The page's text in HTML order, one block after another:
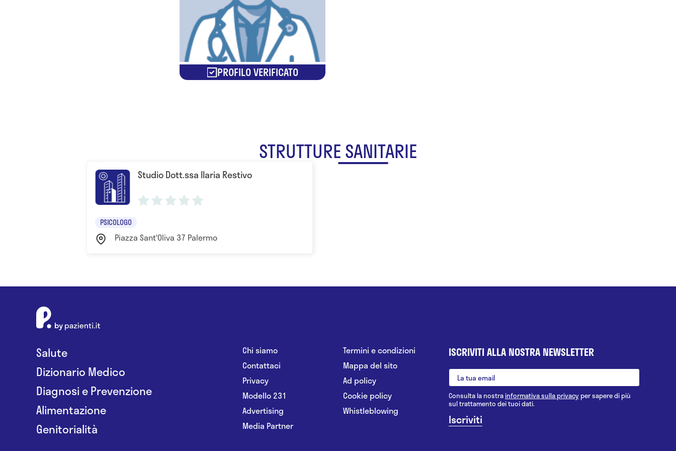
PROFILO VERIFICATO
STRUTTURE SANITARIE
Studio Dott.ssa Ilaria Restivo
PSICOLOGO
Piazza Sant'Oliva 37 Palermo
Salute
Dizionario Medico
Diagnosi e Prevenzione
Alimentazione
Genitorialità
Chi siamo
Contattaci
Privacy
Modello 231
Advertising
Media Partner
Termini e condizioni
Mappa del sito
Ad policy
Cookie policy
Whistleblowing
ISCRIVITI ALLA NOSTRA NEWSLETTER
Consulta la nostrainformativa sulla privacy per sapere di più
sul trattamento dei tuoi dati.